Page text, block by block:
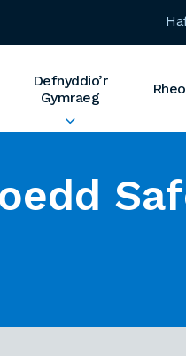
Defnyddio’r
Gymraeg